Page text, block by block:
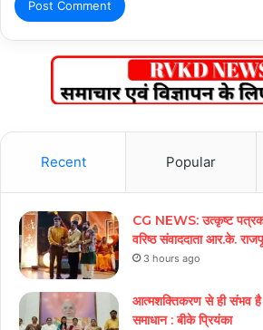
Recent Popular
CG NEWS: उत्कृष्ट
वरिष्ठ संवाददाता आर.के.
3 hours ago
आत्मशक्तिकरण से ही संभव है
समाधान : बीके प्रियंका